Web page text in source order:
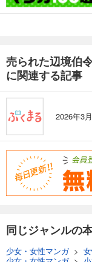
に関連する記事
2026年3
同じジャンルの
少女・女性マンガ>